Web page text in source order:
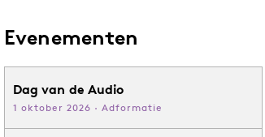
Evenementen
Dag van de Audio
1 oktober 2026 · Adformatie